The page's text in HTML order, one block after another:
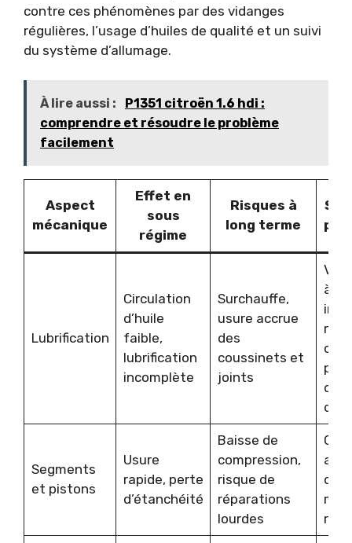
contre ces phénomènes par des vidanges
régulières, l’usage d’huiles de qualité et un suivi
du système d’allumage.
À lire aussi :
P1351 citroën 1.6 hdi :
comprendre et résoudre le problème
facilement
Aspect
mécanique
Effet en
sous
régime
Risques à
long terme
Lubrification
Circulation
d’huile
faible,
lubrification
incomplète
Surchauffe,
usure accrue
des
coussinets et
joints
à
du
Segments
et pistons
Usure
rapide, perte
d’étanchéité
Baisse de
compression,
risque de
réparations
lourdes